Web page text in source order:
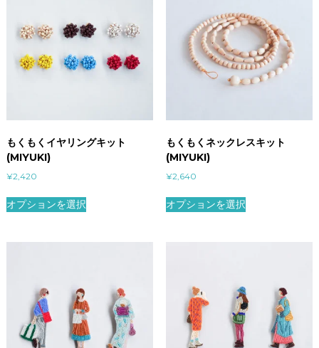
もくもくイヤリングキット
(MIYUKI)
¥2,420
オプションを選択
もくもくネックレスキット
(MIYUKI)
¥2,640
オプションを選択